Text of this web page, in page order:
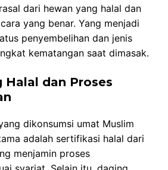
dari hewan yang halal dan
yang benar. Yang menjadi
penyembelihan dan jenis
kematangan saat dimasak.
Halal dan Proses
dikonsumsi umat Muslim
adalah sertifikasi halal dari
menjamin proses